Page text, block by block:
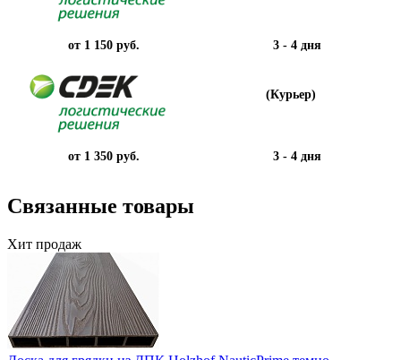
от 1 150 руб. 3 - 4 дня
(Курьер)
от 1 350 руб. 3 - 4 дня
Связанные товары
Хит продаж